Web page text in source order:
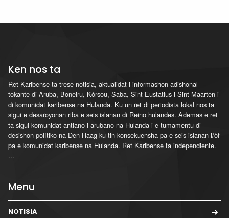
Ken nos ta
Ret Karibense ta trese notisia, aktualidat i informashon adishonal
tokante di Aruba, Boneiru, Kòrsou, Saba, Sint Eustatius i Sint Maarten i
di komunidat karibense na Hulanda. Ku un ret di periodista lokal nos ta
sigui e desaroyonan riba e seis islanan di Reino hulandes. Ademas e ret
ta sigui komunidat antiano i arubano na Hulanda i e tumamentu di
desishon polítiko na Den Haag ku tin konsekuensha pa e seis islanan i/òf
pa e komunidat karibense na Hulanda. Ret Karibense ta independiente.
...
Menu
NOTISIA